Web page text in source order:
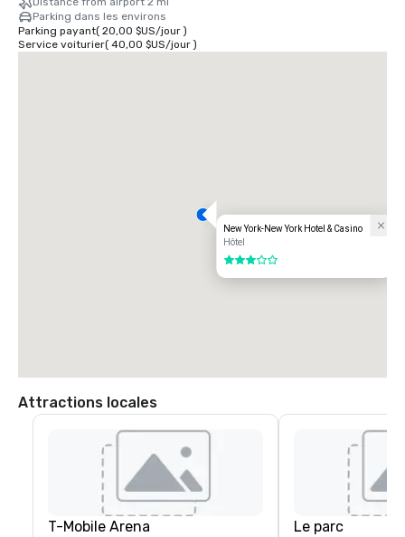
Parking dans les environs
Parking payant( 20,00 $US/jour)
Service voiturier( 40,00 $US/jour)
New York-New York Hotel & Casino
Hôtel
3 sur 5
Attractions locales
T-Mobile Arena Le parc